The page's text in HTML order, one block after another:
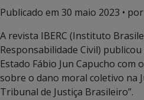
Publicado em 30 maio 2023 •
A revista IBERC (Instituto
Responsabilidade Civil)
Estado Fábio Jun Capucho com
sobre o dano moral coletivo na
Tribunal de Justiça Brasileiro”.